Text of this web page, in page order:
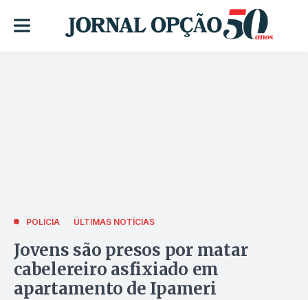
POLÍCIA ÚLTIMAS NOTÍCIAS
Jovens são presos por matar
cabelereiro asfixiado em
apartamento de Ipameri